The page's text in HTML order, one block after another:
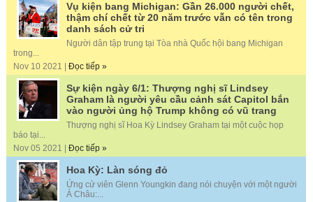
Vụ kiện bang Michigan: Gần 26.000 người chết,
thậm chí chết từ 20 năm trước vẫn có tên trong
danh sách cử tri
Người dân tập trung tại Tòa nhà Quốc hội bang Michigan
trong...
Nov 10 2021 | Đọc tiếp »
Sự kiện ngày 6/1: Thượng nghị sĩ Lindsey
Graham là người yêu cầu cảnh sát Capitol bắn
vào người ủng hộ Trump không có vũ trang
Thượng nghị sĩ Hoa Kỳ Lindsey Graham tại một cuộc họp
báo tại...
Nov 05 2021 | Đọc tiếp »
Hoa Kỳ: Làn sóng đỏ
Ứng cử viên Glenn Youngkin đang nói chuyện với một người
Á Châu:...